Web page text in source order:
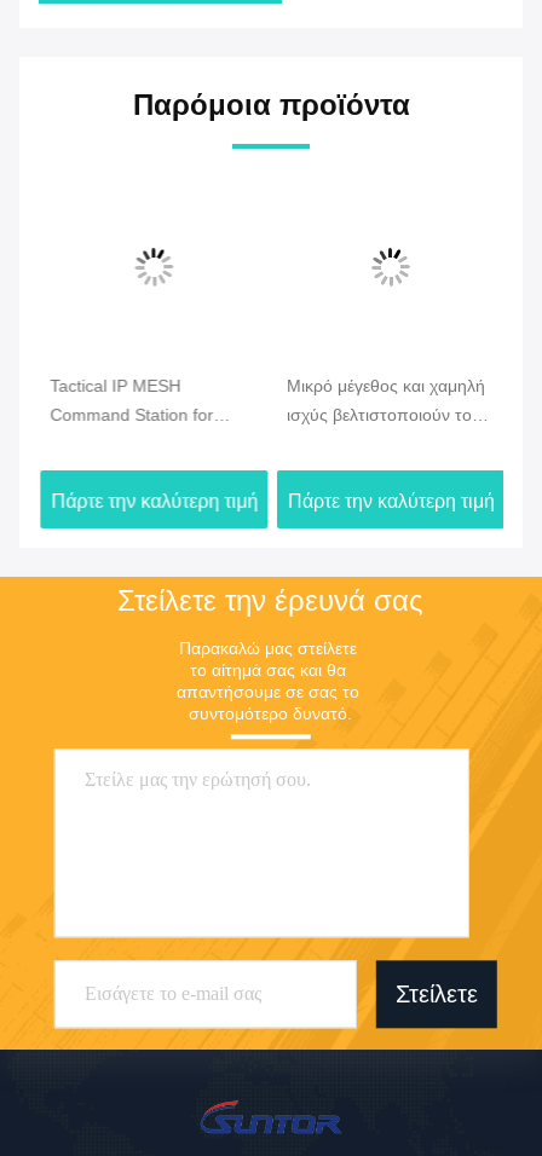
Παρόμοια προϊόντα
Tactical IP MESH
Command Station for
Communication
Πάρτε την καλύτερη τιμή
Μικρό μέγεθος και χαμηλή
ισχύς βελτιστοποιούν το
γρήγορη ανάπτυξη και
συνδεσιμότητα με Drone
μακρινών αποστάσεων
Πάρτε την καλύτερη τιμή
Στείλετε την έρευνά σας
Παρακαλώ μας στείλετε
το αίτημά σας και θα
απαντήσουμε σε σας το
συντομότερο δυνατό.
Στείλετε